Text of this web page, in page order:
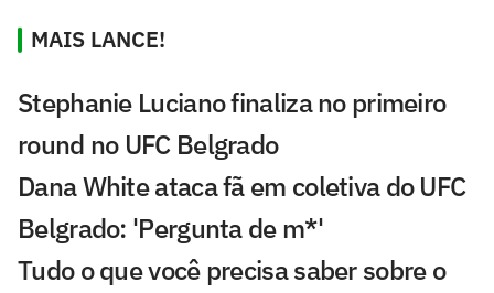
MAIS LANCE!
Stephanie Luciano finaliza no primeiro
round no UFC Belgrado
Dana White ataca fã em coletiva do UFC
Belgrado: 'Pergunta de m*'
Tudo o que você precisa saber sobre o